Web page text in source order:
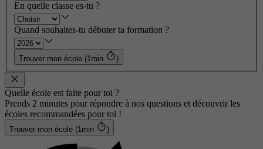
En quelle classe es-tu ?
Quand souhaites-tu débuter ta formation ?
Trouver mon école (1min )
Quelle école est faite pour toi ?
Prends 2 minutes pour répondre à nos questions et découvrir les
écoles recommandées pour toi !
Trouver mon école (1min )